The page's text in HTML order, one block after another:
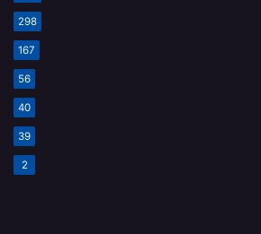
298
167
56
40
39
2